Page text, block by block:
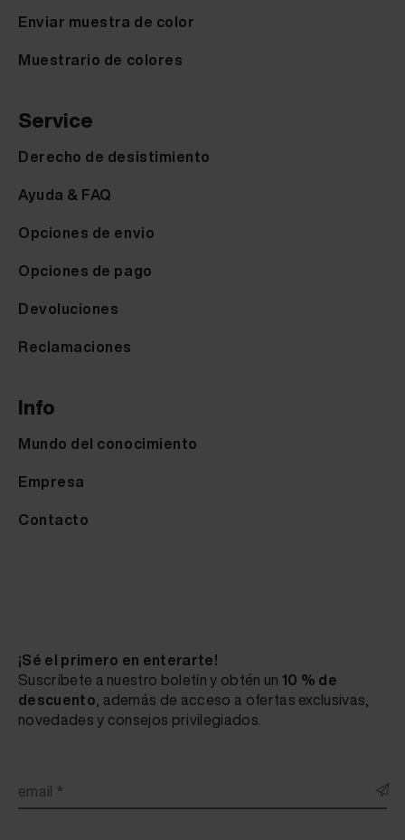
Enviar muestra de color
Muestrario de colores
Service
Derecho de desistimiento
Ayuda & FAQ
Opciones de envio
Opciones de pago
Devoluciones
Reclamaciones
Info
Mundo del conocimiento
Empresa
Contacto
¡Sé el primero en enterarte!
Suscríbete a nuestro boletín y obtén un 10 % de
descuento, además de acceso a ofertas exclusivas,
novedades y consejos privilegiados.
email *